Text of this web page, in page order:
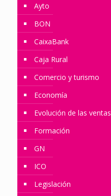
Ayto
BON
CaixaBank
Caja Rural
Comercio y turismo
Economía
Evolución de las ventas
Formación
GN
ICO
Legislación